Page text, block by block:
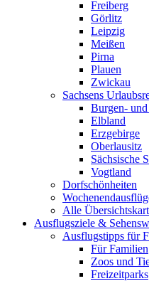
Freiberg
Görlitz
Leipzig
Meißen
Pirna
Plauen
Zwickau
Sachsens
Burgen-
Elbland
Erzgebirge
Oberlausitz
Sächsische
Vogtland
Dorfschönheiten
Alle
Ausflugsziele &
Ausflugstipps für
Für Familien
Zoos und
Freizeitparks